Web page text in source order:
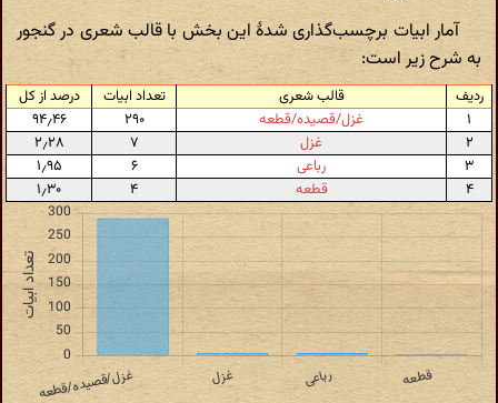
آمار ابیات برچسب‌گذاری شدهٔ این بخش با قالب شعری در گنجور
به شرح زیر است:
ردیف قالب شعری تعداد ابیات
درصد از کل
۱
غزل/قصیده/قطعه ۲۹۰
۹۴٫۴۶
۲
غزل ۷
۲٫۲۸
۳
رباعی ۶
۱٫۹۵
۴
قطعه ۴ ۱٫۳۰